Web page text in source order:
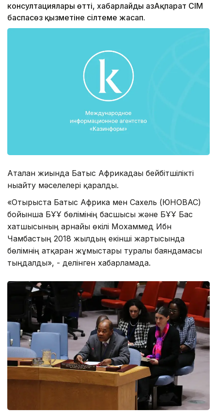
консултациялары өтті, хабарлайды ҚазАқпарат СІМ
баспасөз қызметіне сілтеме жасап.
Аталған жиында Батыс Африкадағы бейбітшілікті
нығайту мәселелері қаралды.
«Отырыста Батыс Африка мен Сахель (ЮНОВАС)
бойынша БҰҰ бөлімінің басшысы және БҰҰ Бас
хатшысының арнайы өкілі Мохаммед Ибн
Чамбастың 2018 жылдың екінші жартысында
бөлімнің атқарған жұмыстары туралы баяндамасы
тыңдалды», - делінген хабарламада.